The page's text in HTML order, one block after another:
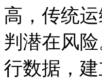
高，传统
判潜在风
行数据，